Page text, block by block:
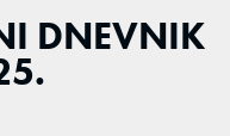
DNEVNIK